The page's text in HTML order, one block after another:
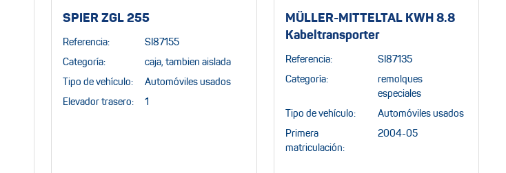
SPIER ZGL 255
Referencia: SI87155
Categoría: caja, tambien aislada
Tipo de vehículo: Automóviles usados
Elevador trasero: 1
MÜLLER-MITTELTAL KWH 8.8
Kabeltransporter
Referencia: SI87135
Categoría:
remolques
especiales
Tipo de vehículo: Automóviles usados
Primera
matriculación:
2004-05